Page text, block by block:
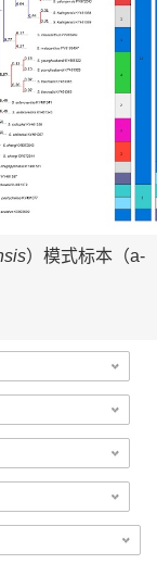
）模式标本（a-